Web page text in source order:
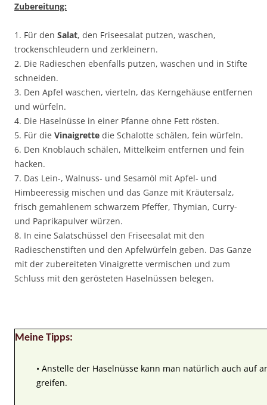
Zubereitung:
1. Für den Salat, den Friseesalat putzen, waschen,
trockenschleudern und zerkleinern.
2. Die Radieschen ebenfalls putzen, waschen und in Stifte
schneiden.
3. Den Apfel waschen, vierteln, das Kerngehäuse entfernen
und würfeln.
4. Die Haselnüsse in einer Pfanne ohne Fett rösten.
5. Für die Vinaigrette die Schalotte schälen, fein würfeln.
6. Den Knoblauch schälen, Mittelkeim entfernen und fein
hacken.
7. Das Lein-, Walnuss- und Sesamöl mit Apfel- und
Himbeeressig mischen und das Ganze mit Kräutersalz,
frisch gemahlenem schwarzem Pfeffer, Thymian, Curry-
und Paprikapulver würzen.
8. In eine Salatschüssel den Friseesalat mit den
Radieschenstiften und den Apfelwürfeln geben. Das Ganze
mit der zubereiteten Vinaigrette vermischen und zum
Schluss mit den gerösteten Haselnüssen belegen.
Meine Tipps:
• Anstelle der Haselnüsse kann man natürlich auch auf
greifen.